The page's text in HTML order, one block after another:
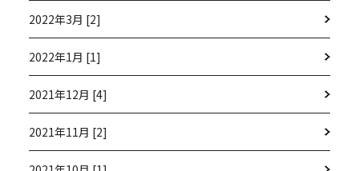
2022年3月 [2]
2022年1月 [1]
2021年12月 [4]
2021年11月 [2]